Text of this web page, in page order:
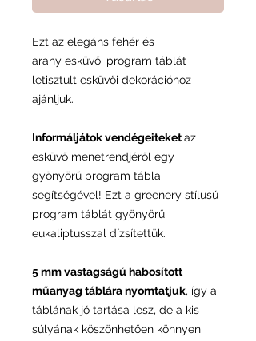
Ezt az elegáns fehér és
arany esküvői program táblát
letisztult esküvői dekorációhoz
ajánljuk.
Informáljátok vendégeiteketaz
esküvő menetrendjéről egy
gyönyörű program tábla
segítségével! Ezt a greenery stílusú
program táblát gyönyörű
eukaliptusszal dízsítettük.
5 mm vastagságú habosított
műanyag táblára nyomtatjuk, így a
táblának jó tartása lesz, de a kis
súlyának köszönhetően könnyen